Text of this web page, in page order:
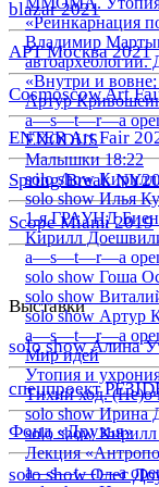
blazar 2021
АРТ Москва 2021
Cosmoscow Art
ENTER Art Fair
Spring/Break NY20
Scope Miami 2019
Выставки
solo show Алина
спецпроект
Фонд «Друзья»
solo show Олег
«Реинкарнация
Владимир
«Внутри и
Артур
a—s—t—r—a
EXODUS
Малышки 18:22
solo show
solo show Илья
1-я ГРАУНД
Кирилл Доешвили
a—s—t—r—a
solo show Гоша
solo show
solo show Артур
a—s—t—r—a
Мир идей
Утопия и
Тихий ход.
solo show Ирина
solo show
Лекция
a—s—t—r—a